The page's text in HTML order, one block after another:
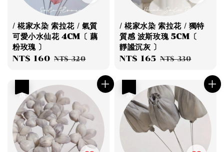
/ 椛家水染 索拉花 / 氣質
可愛小水仙花 4CM〔 藕
粉玫瑰 〕
Sale
NT$ 160 Regular
NT$ 320
/ 椛家水染 索拉花 / 獨特
質感 波斯玫瑰 5CM〔
靜謐沉灰 〕
Sale
NT$ 165 Regular
NT$ 330